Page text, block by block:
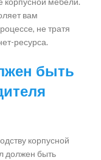
вам
не тратя
ресурса.
быть
корпусной
должен быть